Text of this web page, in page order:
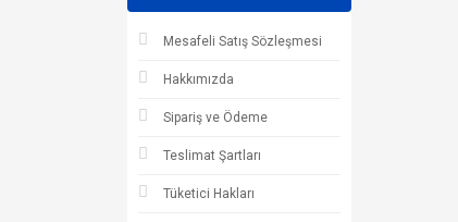
Mesafeli Satış Sözleşmesi
Hakkımızda
Sipariş ve Ödeme
Teslimat Şartları
Tüketici Hakları